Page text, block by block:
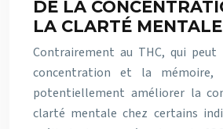
DE LA
LA CLARTÉ MENTALE
Contrairement au THC, qui
concentration et la mémoire,
potentiellement améliorer la
clarté mentale chez certains